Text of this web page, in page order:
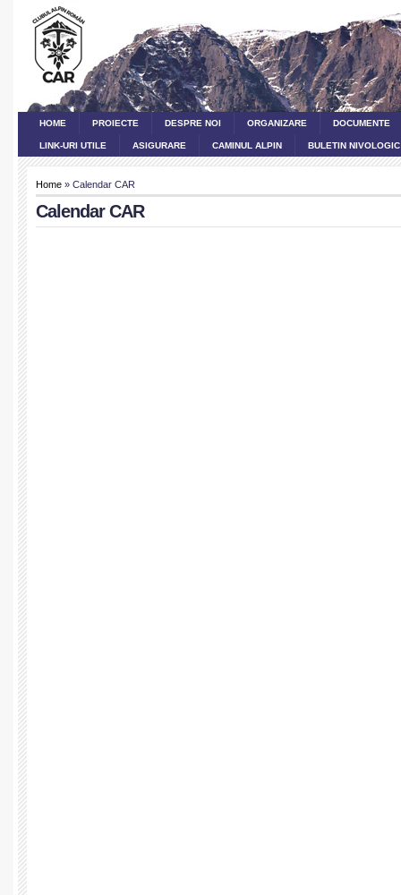
HOME PROIECTE DESPRE NOI ORGANIZARE DOCUMENTE
LINK-URI UTILE ASIGURARE CAMINUL ALPIN BULETIN
Home » Calendar CAR
Calendar CAR